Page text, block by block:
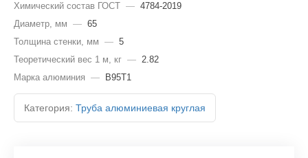
Химический состав ГОСТ — 4784-2019
Диаметр, мм — 65
Толщина стенки, мм — 5
Теоретический вес 1 м, кг — 2.82
Марка алюминия — В95Т1
Категория: Труба алюминиевая круглая